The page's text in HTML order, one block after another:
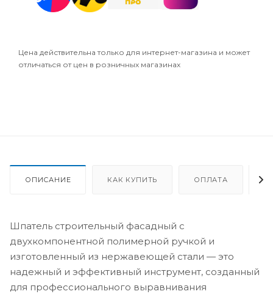
Цена действительна только для интернет-магазина и может
отличаться от цен в розничных магазинах
ОПИСАНИЕ КАК КУПИТЬ ОПЛАТА
Шпатель строительный фасадный с
двухкомпонентной полимерной ручкой и
изготовленный из нержавеющей стали — это
надежный и эффективный инструмент, созданный
для профессионального выравнивания